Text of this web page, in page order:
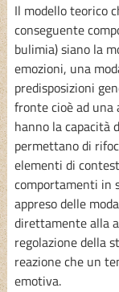
Il modello teorico
conseguente
bulimia) siano la
emozioni, una
predisposizioni
fronte cioè ad una
hanno la capacità
permettano di
elementi di
comportamenti in
appreso delle
direttamente alla
regolazione della
reazione che un
emotiva.